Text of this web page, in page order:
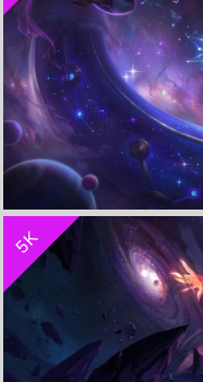
星界 娜美《
5K